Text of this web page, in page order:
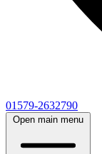
01579-2632790
Open main menu